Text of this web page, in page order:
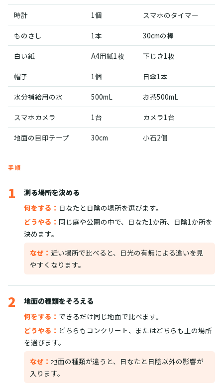
時計 1個 スマホのタイマー
ものさし 1本 30cmの棒
白い紙 A4用紙1枚 下じき1枚
帽子 1個 日傘1本
水分補給用の水 500mL お茶500mL
スマホカメラ 1台 カメラ1台
地面の目印テープ 30cm 小石2個
手順
1
測る場所を決める
何をする： 日なたと日陰の場所を選びます。
どうやる： 同じ庭や公園の中で、日なた1か所、日陰1か所を
決めます。
なぜ： 近い場所で比べると、日光の有無による違いを見
やすくなります。
2
地面の種類をそろえる
何をする： できるだけ同じ地面で比べます。
どうやる： どちらもコンクリート、またはどちらも土の場所
を選びます。
なぜ： 地面の種類が違うと、日なたと日陰以外の影響が
入ります。